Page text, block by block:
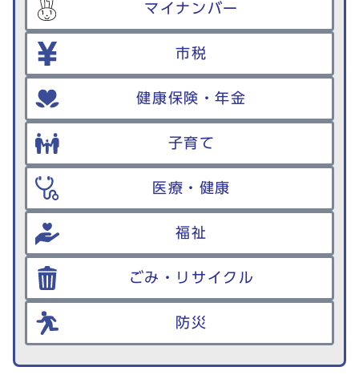
マイナンバー
市税
健康保険・年金
子育て
医療・健康
福祉
ごみ・リサイクル
防災